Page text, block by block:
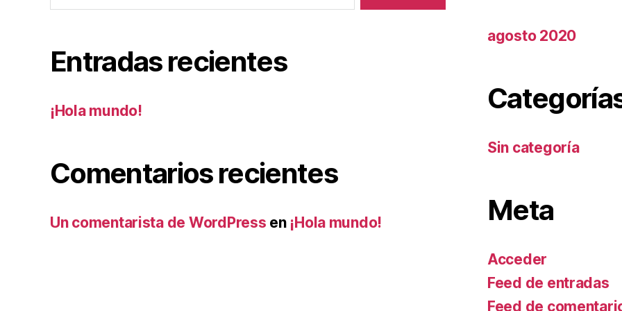
Entradas recientes
¡Hola mundo!
Comentarios recientes
Un comentarista de WordPress en ¡Hola mundo!
agosto 2020
Sin categoría
Meta
Acceder
Feed de entradas
Feed de